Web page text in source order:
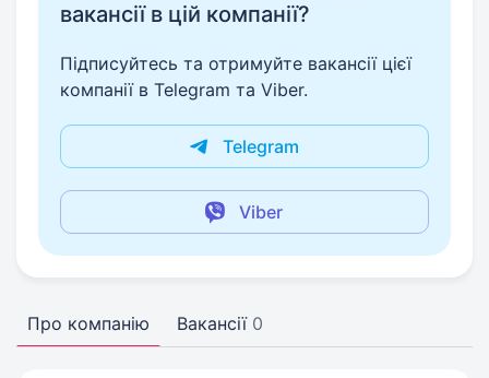
вакансії в цій компанії?
Підписуйтесь та отримуйте вакансії цієї
компанії в Telegram та Viber.
Telegram
Viber
Про компанію Вакансії 0